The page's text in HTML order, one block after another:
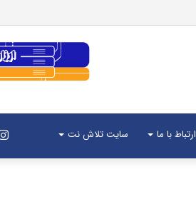
ارتباط با ما سایت تلاش نت